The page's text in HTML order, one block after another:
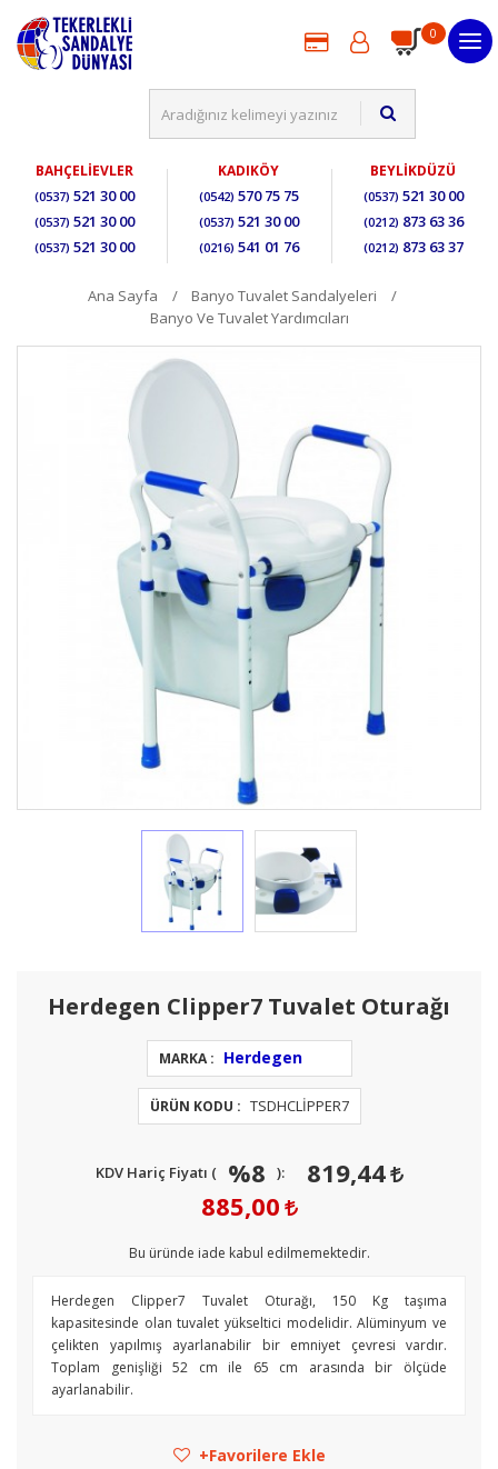
0
BAHÇELİEVLER
(0537) 521 30 00
(0537) 521 30 00
(0537) 521 30 00
KADIKÖY
(0542) 570 75 75
(0537) 521 30 00
(0216) 541 01 76
BEYLİKDÜZÜ
(0537) 521 30 00
(0212) 873 63 36
(0212) 873 63 37
Ana Sayfa
Banyo Tuvalet Sandalyeleri
Banyo Ve Tuvalet Yardımcıları
Herdegen Clipper7 Tuvalet Oturağı
MARKA : Herdegen
ÜRÜN KODU : TSDHCLİPPER7
KDV Hariç Fiyatı ( %8 ):
819,44
885,00
Bu üründe iade kabul edilmemektedir.
Herdegen Clipper7 Tuvalet Oturağı, 150 Kg taşıma
kapasitesinde olan tuvalet yükseltici modelidir. Alüminyum ve
çelikten yapılmış ayarlanabilir bir emniyet çevresi vardır.
Toplam genişliği 52 cm ile 65 cm arasında bir ölçüde
ayarlanabilir.
Favorilere Ekle